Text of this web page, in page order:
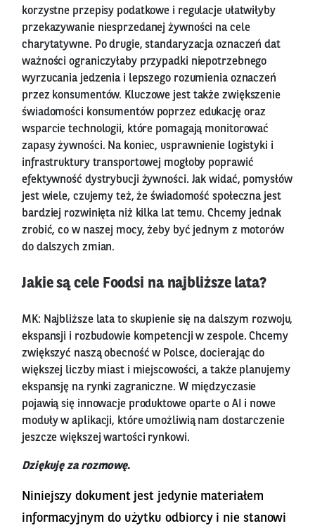
korzystne przepisy podatkowe i regulacje ułatwiłyby
przekazywanie niesprzedanej żywności na cele
charytatywne. Po drugie, standaryzacja oznaczeń dat
ważności ograniczyłaby przypadki niepotrzebnego
wyrzucania jedzenia i lepszego rozumienia oznaczeń
przez konsumentów. Kluczowe jest także zwiększenie
świadomości konsumentów poprzez edukację oraz
wsparcie technologii, które pomagają monitorować
zapasy żywności. Na koniec, usprawnienie logistyki i
infrastruktury transportowej mogłoby poprawić
efektywność dystrybucji żywności. Jak widać, pomysłów
jest wiele, czujemy też, że świadomość społeczna jest
bardziej rozwinięta niż kilka lat temu. Chcemy jednak
zrobić, co w naszej mocy, żeby być jednym z motorów
do dalszych zmian.
Jakie są cele Foodsi na najbliższe lata?
MK: Najbliższe lata to skupienie się na dalszym rozwoju,
ekspansji i rozbudowie kompetencji w zespole. Chcemy
zwiększyć naszą obecność w Polsce, docierając do
większej liczby miast i miejscowości, a także planujemy
ekspansję na rynki zagraniczne. W międzyczasie
pojawią się innowacje produktowe oparte o AI i nowe
moduły w aplikacji, które umożliwią nam dostarczenie
jeszcze większej wartości rynkowi.
Dziękuję za rozmowę.
Niniejszy dokument jest jedynie materiałem
informacyjnym do użytku odbiorcy i nie stanowi